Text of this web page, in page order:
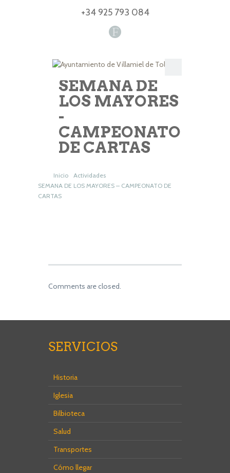
F
+34 925 793 084
SEMANA DE
LOS MAYORES
-
CAMPEONATO
DE CARTAS
Inicio
Actividades
SEMANA DE LOS MAYORES – CAMPEONATO DE
CARTAS
Comments are closed.
SERVICIOS
Historia
Iglesia
Bilbioteca
Salud
Transportes
Cómo llegar